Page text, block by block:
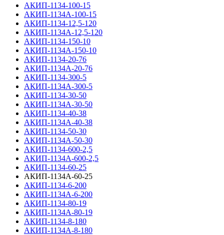
АКИП-1134-100-15
АКИП-1134А-100-15
АКИП-1134-12,5-120
АКИП-1134А-12,5-120
АКИП-1134-150-10
АКИП-1134А-150-10
АКИП-1134-20-76
АКИП-1134А-20-76
АКИП-1134-300-5
АКИП-1134А-300-5
АКИП-1134-30-50
АКИП-1134А-30-50
АКИП-1134-40-38
АКИП-1134А-40-38
АКИП-1134-50-30
АКИП-1134А-50-30
АКИП-1134-600-2,5
АКИП-1134А-600-2,5
АКИП-1134-60-25
АКИП-1134А-60-25
АКИП-1134-6-200
АКИП-1134А-6-200
АКИП-1134-80-19
АКИП-1134А-80-19
АКИП-1134-8-180
АКИП-1134А-8-180